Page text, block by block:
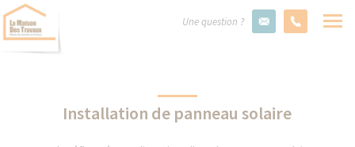
Une question ?
Installation de panneau solaire